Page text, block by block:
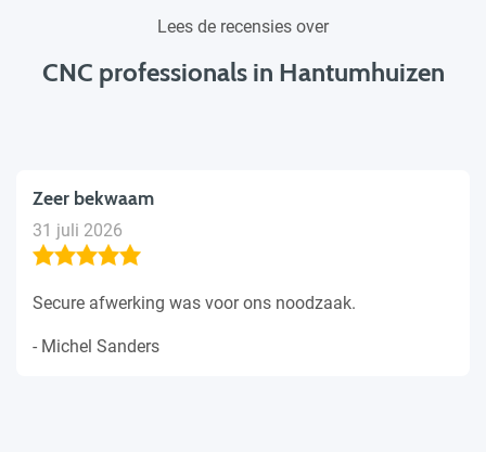
Lees de recensies over
CNC professionals in Hantumhuizen
Zeer bekwaam
31 juli 2026
Secure afwerking was voor ons noodzaak.
- Michel Sanders